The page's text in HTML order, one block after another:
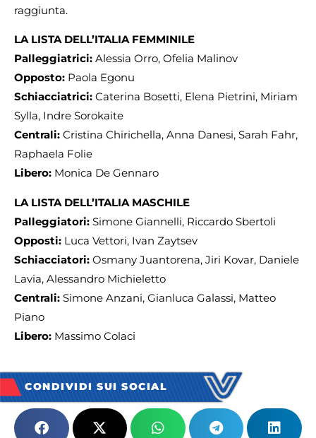
raggiunta.
LA LISTA DELL’ITALIA FEMMINILE
Palleggiatrici: Alessia Orro, Ofelia Malinov
Opposto: Paola Egonu
Schiacciatrici: Caterina Bosetti, Elena Pietrini, Miriam
Sylla, Indre Sorokaite
Centrali: Cristina Chirichella, Anna Danesi, Sarah Fahr,
Raphaela Folie
Libero: Monica De Gennaro
LA LISTA DELL’ITALIA MASCHILE
Palleggiatori: Simone Giannelli, Riccardo Sbertoli
Opposti: Luca Vettori, Ivan Zaytsev
Schiacciatori: Osmany Juantorena, Jiri Kovar, Daniele
Lavia, Alessandro Michieletto
Centrali: Simone Anzani, Gianluca Galassi, Matteo
Piano
Libero: Massimo Colaci
CONDIVIDI SUI SOCIAL